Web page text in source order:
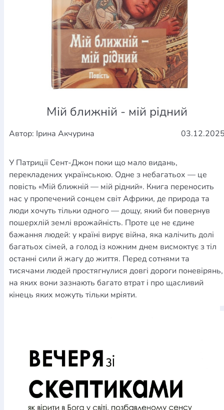
Мій ближній - мій рідний
Автор: Ірина Акчурина
У Патриції Сент-Джон поки що мало видань,
перекладених українською. Одне з небагатьох — це
повість «Мій ближній — мій рідний». Книга переносить
нас у пропечений сонцем світ Африки, де природа та
люди хочуть тільки одного — дощу, який би повернув
пошерхлій землі врожайність. Проте це не єдине
бажання людей: у країні вирує війна, яка калічить долі
багатьох сімей, а голод із кожним днем висмоктує з тіл
останні сили й жагу до життя. Перед сотнями та
тисячами людей простягнулися довгі дороги поневірянь,
на яких вони зазнають багато втрат і про щасливий
кінець яких можуть тільки мріяти.